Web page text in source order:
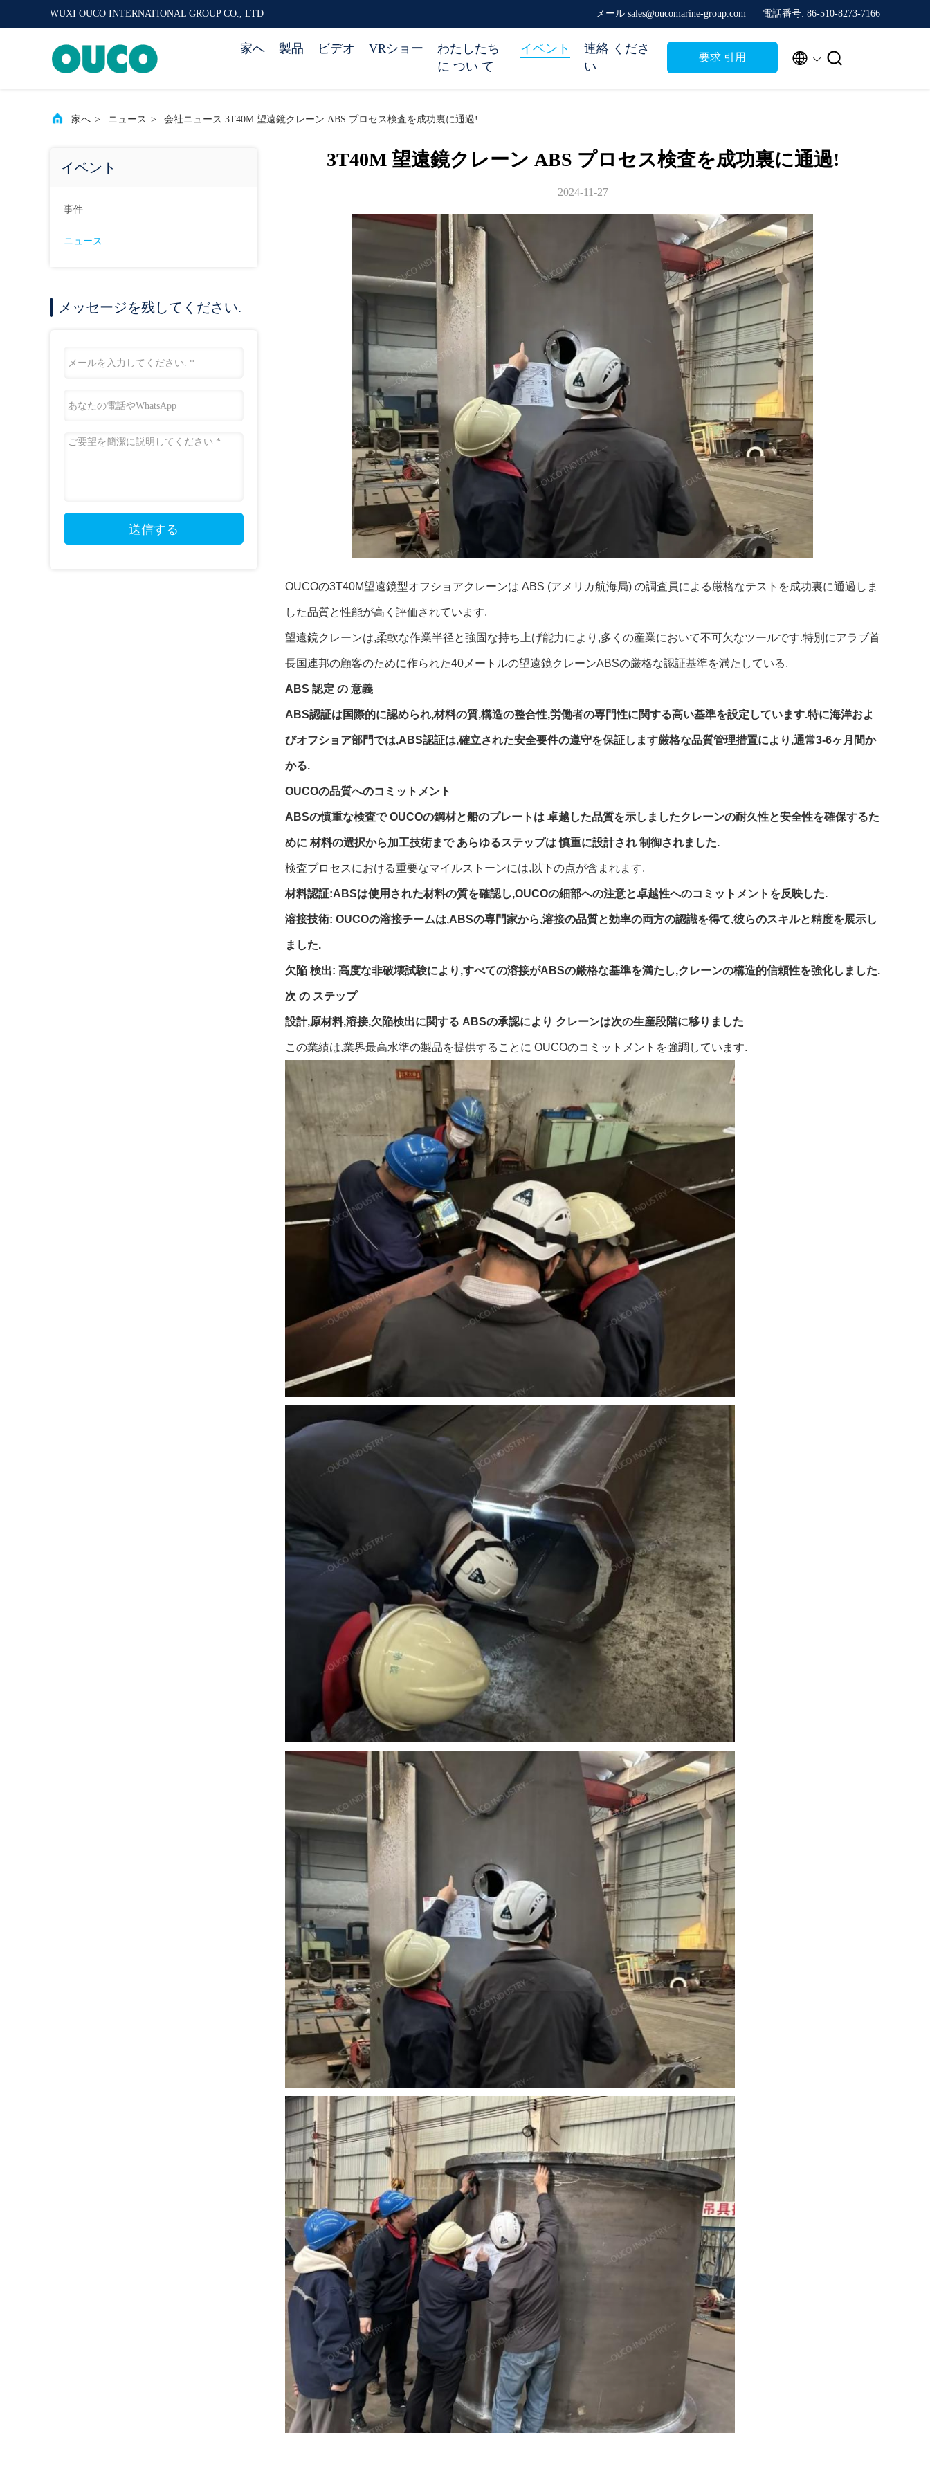
WUXI OUCO INTERNATIONAL GROUP CO., LTD メール sales@oucomarine-group.com 電話番号: 86-510-8273-7166
家へ 製品 ビデオ VRショー
わたしたち
に つい て
イベント
連絡 くださ
い
要求 引用  
家へ > ニュース > 会社ニュース 3T40M 望遠鏡クレーン ABS プロセス検査を成功裏に通過!
イベント
事件
ニュース
メッセージを残してください.
送信する
3T40M 望遠鏡クレーン ABS プロセス検査を成功裏に通過!
2024-11-27
OUCOの3T40M望遠鏡型オフショアクレーンは ABS (アメリカ航海局) の調査員による厳格なテストを成功裏に通過しま
した品質と性能が高く評価されています.
望遠鏡クレーンは,柔軟な作業半径と強固な持ち上げ能力により,多くの産業において不可欠なツールです.特別にアラブ首
長国連邦の顧客のために作られた40メートルの望遠鏡クレーンABSの厳格な認証基準を満たしている.
ABS 認定 の 意義
ABS認証は国際的に認められ,材料の質,構造の整合性,労働者の専門性に関する高い基準を設定しています.特に海洋およ
びオフショア部門では,ABS認証は,確立された安全要件の遵守を保証します厳格な品質管理措置により,通常3-6ヶ月間か
かる.
OUCOの品質へのコミットメント
ABSの慎重な検査で OUCOの鋼材と船のプレートは 卓越した品質を示しましたクレーンの耐久性と安全性を確保するた
めに 材料の選択から加工技術まで あらゆるステップは 慎重に設計され 制御されました.
検査プロセスにおける重要なマイルストーンには,以下の点が含まれます.
材料認証:ABSは使用された材料の質を確認し,OUCOの細部への注意と卓越性へのコミットメントを反映した.
溶接技術: OUCOの溶接チームは,ABSの専門家から,溶接の品質と効率の両方の認識を得て,彼らのスキルと精度を展示し
ました.
欠陥 検出: 高度な非破壊試験により,すべての溶接がABSの厳格な基準を満たし,クレーンの構造的信頼性を強化しました.
次 の ステップ
設計,原材料,溶接,欠陥検出に関する ABSの承認により クレーンは次の生産段階に移りました
この業績は,業界最高水準の製品を提供することに OUCOのコミットメントを強調しています.